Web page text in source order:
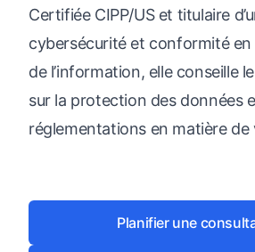
Certifiée CIPP/US et titulaire
cybersécurité et conformité
de l’information, elle conseille
sur la protection des données
réglementations en matière de
Planifier une